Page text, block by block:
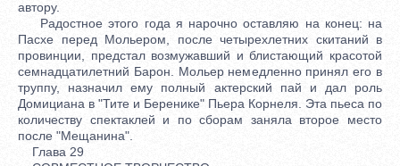
автору.
Радостное этого года я нарочно оставляю на конец: на
Пасхе перед Мольером, после четырехлетних скитаний в
провинции, предстал возмужавший и блистающий красотой
семнадцатилетний Барон. Мольер немедленно принял его в
труппу, назначил ему полный актерский пай и дал роль
Домициана в "Тите и Беренике" Пьера Корнеля. Эта пьеса по
количеству спектаклей и по сборам заняла второе место
после "Мещанина".
Глава 29